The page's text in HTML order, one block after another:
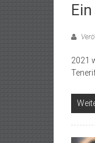
2021